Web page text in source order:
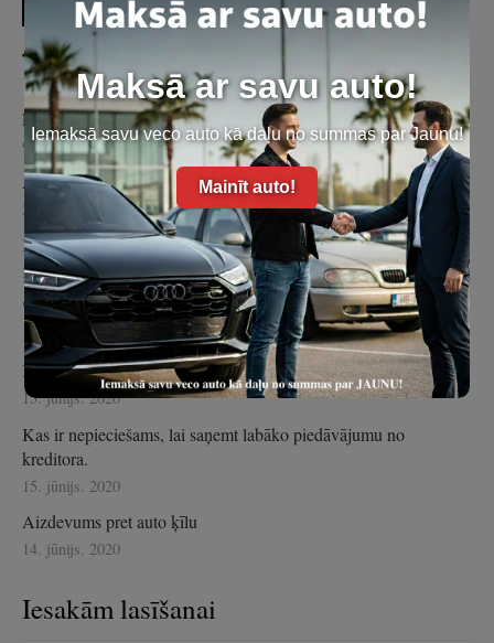
Maksā ar savu auto!
Iemaksā savu veco auto kā daļu no summas par Jaunu!
Mainīt auto!
Jaunākie ieraksti
Pārdod savu auto pie mums!
9. augusts. 2023
Auto iegāde ziemā
23. janvāris. 2023
Kas ir kredītvēsture?
30. jūnijs. 2020
"Līzings" vai "Kredīts auto iegādei"?
16. jūnijs. 2020
Kredīts - AR brokeru vai BEZ.
15. jūnijs. 2020
Kas ir nepieciešams, lai saņemt labāko piedāvājumu no
kreditora.
15. jūnijs. 2020
Aizdevums pret auto ķīlu
14. jūnijs. 2020
Iesakām lasīšanai